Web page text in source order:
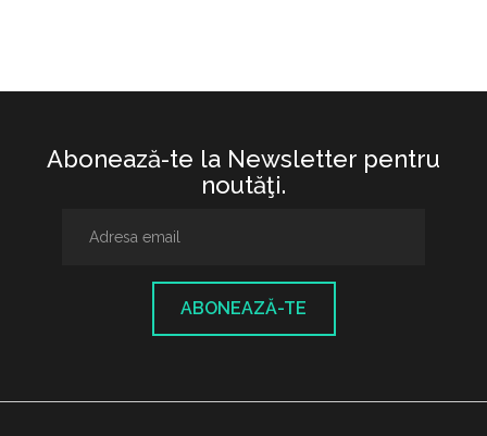
Abonează-te la Newsletter pentru
noutăţi.
ABONEAZĂ-TE